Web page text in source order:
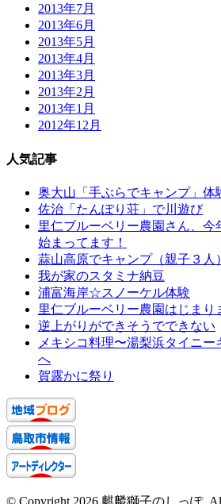
2013年7月
2013年6月
2013年5月
2013年4月
2013年3月
2013年2月
2013年1月
2012年12月
人気記事
奥大山「手ぶらでキャンプ」体
佐治「たんぽり荘」で川遊び
里仁ブルーベリー農園さん、今
始まってます！
蒜山高原でキャンプ（親子３人）
我が家のスタミナ納豆
浦富海岸☆スノーケル体験
里仁ブルーベリー農園はじまり
逆上がりができそうでできない
メキシコ料理〜湯梨浜タイニー
へ
賀露かに祭り
© Copyright 2026 麒麟獅子のしっぽ. All